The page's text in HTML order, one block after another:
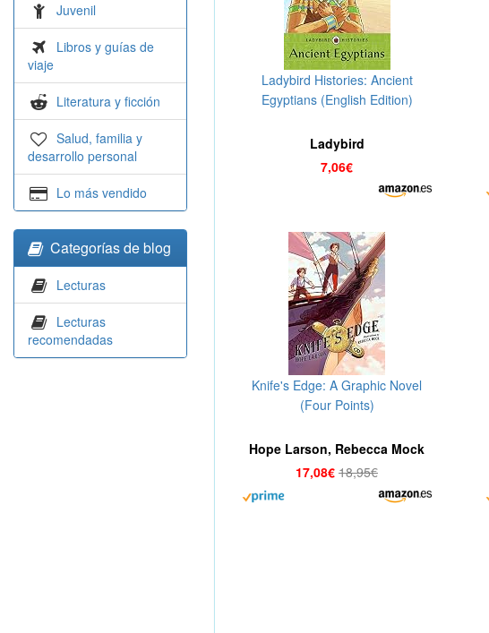
Juvenil
Libros y guías de
viaje
Literatura y ficción
Salud, familia y
desarrollo personal
Lo más vendido
Categorías de blog
Lecturas
Lecturas
recomendadas
Ladybird Histories: Ancient
Egyptians (English Edition)
Ladybird
7,06€
Knife's Edge: A Graphic Novel
(Four Points)
Hope Larson, Rebecca Mock
17,08€ 18,95€